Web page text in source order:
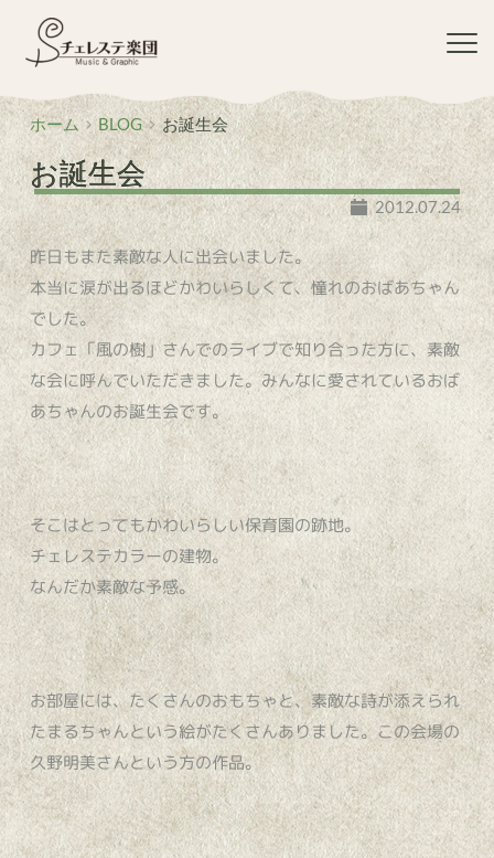
ツ
へ
ス
キ
ッ
プ
ホーム BLOG お誕生会
お誕生会
2012.07.24
昨日もまた素敵な人に出会いました。
本当に涙が出るほどかわいらしくて、憧れのおばあちゃん
でした。
カフェ「風の樹」さんでのライブで知り合った方に、素敵
な会に呼んでいただきました。みんなに愛されているおば
あちゃんのお誕生会です。
そこはとってもかわいらしい保育園の跡地。
チェレステカラーの建物。
なんだか素敵な予感。
お部屋には、たくさんのおもちゃと、素敵な詩が添えられ
たまるちゃんという絵がたくさんありました。この会場の
久野明美さんという方の作品。